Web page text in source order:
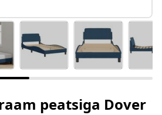
peatsiga Dover